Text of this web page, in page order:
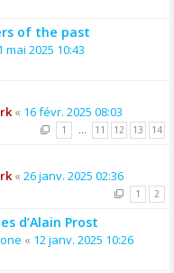
of the past
mai 2025 10:43
« 16 févr. 2025 08:03
1 … 11 12 13 14
« 26 janv. 2025 02:36
1 2
d’Alain Prost
« 12 janv. 2025 10:26